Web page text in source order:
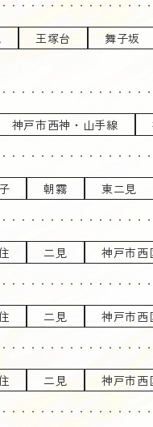
王塚台 舞子坂
神戸市西神・山手線
朝霧 東二見
二見 神戸市西
二見 神戸市西
二見 神戸市西